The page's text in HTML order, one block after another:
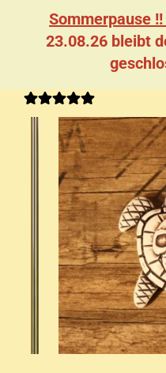
Sommerpause !!
23.08.26 bleibt
Amu­lett Tor­tu­ga "Skull",